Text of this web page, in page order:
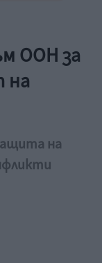
ООН за
на
на